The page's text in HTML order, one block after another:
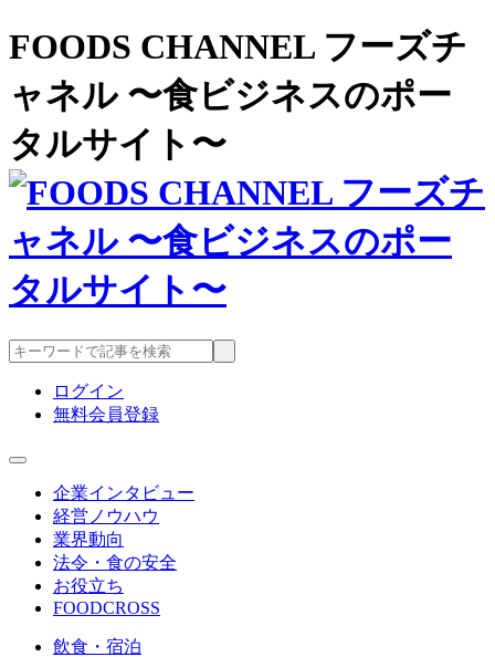
FOODS CHANNEL フーズチ
ャネル 〜食ビジネスのポー
タルサイト〜
ログイン
無料会員登録
企業インタビュー
経営ノウハウ
業界動向
法令・食の安全
お役立ち
FOODCROSS
飲食・宿泊